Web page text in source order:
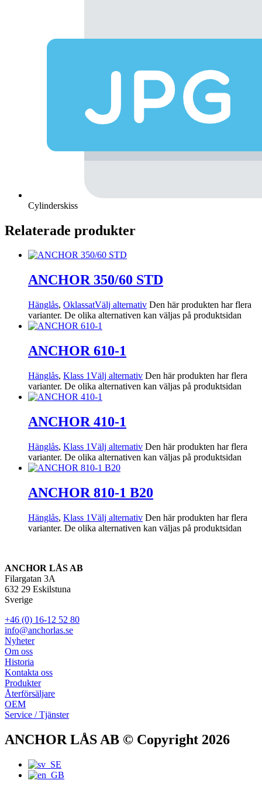
Cylinderskiss
Relaterade produkter
ANCHOR 350/60 STD
Hänglås, OklassatVälj alternativ Den här produkten har flera
varianter. De olika alternativen kan väljas på produktsidan
ANCHOR 610-1
Hänglås, Klass 1Välj alternativ Den här produkten har flera
varianter. De olika alternativen kan väljas på produktsidan
ANCHOR 410-1
Hänglås, Klass 1Välj alternativ Den här produkten har flera
varianter. De olika alternativen kan väljas på produktsidan
ANCHOR 810-1 B20
Hänglås, Klass 1Välj alternativ Den här produkten har flera
varianter. De olika alternativen kan väljas på produktsidan
ANCHOR LÅS AB
Filargatan 3A
632 29 Eskilstuna
Sverige
+46 (0) 16-12 52 80
info@anchorlas.se
Nyheter
Om oss
Historia
Kontakta oss
Produkter
Återförsäljare
OEM
Service / Tjänster
ANCHOR LÅS AB © Copyright 2026